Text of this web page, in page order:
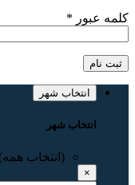
کلمه عبور *
ثبت نام
انتخاب شهر
انتخاب شهر
(انتخاب همه)
×